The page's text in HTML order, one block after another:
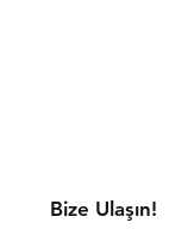
Bize Ulaşın!